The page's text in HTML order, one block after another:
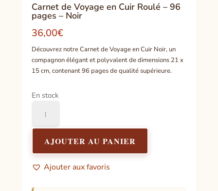
Carnet de Voyage en Cuir Roulé – 96
pages – Noir
36,00€
Découvrez notre Carnet de Voyage en Cuir Noir, un
compagnon élégant et polyvalent de dimensions 21 x
15 cm, contenant 96 pages de qualité supérieure.
En stock
Carnet
Voyage
en
Cuir
AJOUTER AU PANIER
Ajouter aux favoris